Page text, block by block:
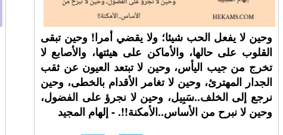
وحين لا يفعل الحب شيئا؛ ولا يقضي أمرا! وحين تبقى
القلوب على حالها، والأماكن على هيئتها، والأصابع لا
تخرج من جيب اليأس، وحين لا تبتعد العيون عن ثقب
الجدار المهترئ، وحين لا تغامر الأقدام بالخطى، وحين
نرجع إلى الخلف..سَبِيل، وحين لا نجرؤ على الفضول،
وحين لا نبرح من الأساس..الأمكنة!!. - إلهام المجيد